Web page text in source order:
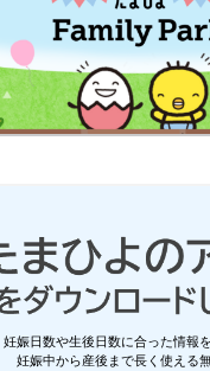
妊娠日数や生後日数に合った情報
妊娠中から産後まで長く使える